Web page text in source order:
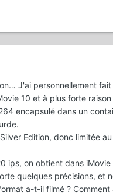
J'ai personnellement
10 et à plus forte raison
encapsulé dans un
Edition, donc limitée
ips, on obtient dans
quelques précisions, et
a-t-il filmé ?